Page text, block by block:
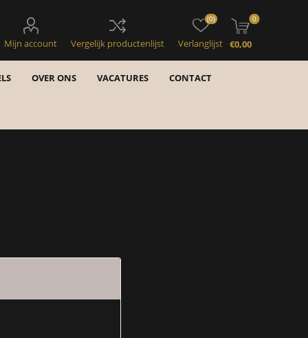
Mijn account Vergelijk productenlijst Verlanglijst
(0) 0
€0,00
OVER ONS VACATURES CONTACT